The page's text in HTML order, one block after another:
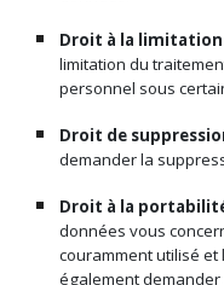
Droit à la limitation
limitation du
personnel sous
Droit de
demander la
Droit à la
données vous
couramment utilisé et
également